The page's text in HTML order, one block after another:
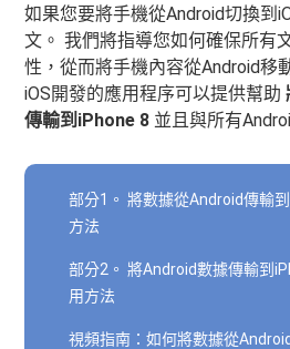
如果您要將手機從Android切換到
文。 我們將指導您如何確保所有
性，從而將手機內容從Android移
iOS開發的應用程序可以提供幫助
傳輸到iPhone 8 並且與所有
部分1。 將數據從Android傳輸
方法
部分2。 將Android數據傳輸到
用方法
視頻指南：如何將數據從